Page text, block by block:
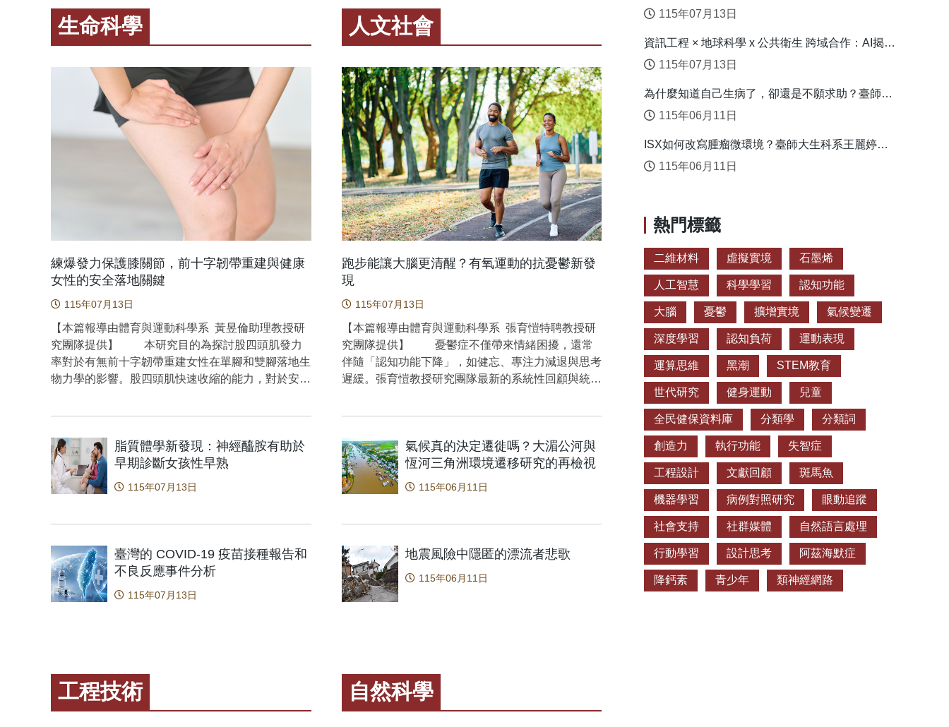
⼒率時，減少了對受傷腳的卸載⾏為。 本研究結論指出，無
論有無前⼗字韌帶損傷，擁有更⼤爆發性股四頭肌⼒量的女性在單
可能使她們遇到較⾼的峰值⼒量，但此策略潛在地減輕了前⼗字韌
帶的負載。此外，在雙腳落地時，⼿術腳若具備更⼤的爆發⼒則與
更快達到峰值⼒量相關。根據本研究發現，建議臨床⼯作者應將爆
發性股四頭肌強化訓練納入前⼗字韌帶術後復健和傷害預防計畫
中，以期增進更安全的著地⼒學，以降低初次和⼆次韌帶傷害的風
險。 原文出處：Huang, Y. L., Mulligan, C. M. S., Johnson, S. T.,
Pollard, C. D., Hannigan, K., Stutzenberger, L., & Norcross, M. F.
(2024). Differential influence of quadriceps rate of torque
development on single- and double-leg landing mechanics in
anterior cruciate ligament reconstructed and control females. Knee
Surgery, Sports Traumatology, Arthroscopy, 32(8), 2013-2022.
https://doi.org/10.1002/ksa.12222
腦變聰明，特別是對憂鬱症患者認知功能與日常生活表現。 若自
身或身邊的人正面臨憂鬱症，把有氧健身運動當作生活的一部分，
可能會對認知功能和情緒都有幫助。 不需要太長或太激烈的運
處。 有氧健身運動最好有規劃，像是「固定時間、固定地點」，
這樣更容易養成習慣。 和醫師或治療師討論，把健身運動與藥物
或心理治療整合為多模式治療策略，可能會有更佳的效果。
雖然科學家還在探索「為什麼運動能幫助大腦」──可能跟血流增
加、神經傳導物質或大腦可塑性有關，但至少目前已經能確定：動
起來，對心情好，對大腦也好！ 原文出處：Ren, F. F., Hillman,
C. H., Wang, W. G., Li, R. H., Zhou, W. S., Liang, W. M., Yang, Y.,
Chen, F. T., & Chang, Y. K. (2024). Effects of aerobic exercise on
cognitive function in adults with major depressive disorder: A
systematic review and meta-analysis. International Journal of
100447.https://doi.org/10.1016/j.ijchp.2024.100447
孩CPP的早期與精準診斷，並可進一步了解與脂質相關的病理生理
機制，同時提供一種嶄新的疾病監測方式。女性中樞性性早熟
（CPP）是一種重要的小兒內分泌疾病，其致病機轉相當複雜。若
症。然而，傳統診斷方式多仰賴荷爾蒙檢測與影像檢查，不僅具有
侵入性，也較耗時且成本高昂。本研究透過脂質體學分析，鑑定出
可區分CPP、PPP與健康對照組的血漿神經醯胺（ceramide）生物
標記，開啟了以非侵入性方式精準偵測青春期提早發育的新方向。
CPP不僅影響兒童身體發育，也可能對心理健康造成影響，
因此建立可靠的早期診斷工具十分重要。目前診斷方法在區分CPP
與PPP方面仍存在敏感度與特異性不足的問題，可能延誤治療時
機。本研究的重要性在於將先進脂質體分析技術應用於小兒內分泌
學，成功結合分子生物化學與臨床醫學實務。研究揭示特定神經醯
胺相關代謝變化與青春期提早發育之間的關聯性，進一步加深對其
生物標記的可行性與臨床價值，為兒童生長發育疾病的精準醫療奠
定基礎。 不同於過去研究，本研究整合非目標式UPLC-
MS/MS技術與嚴謹的統計模型分析，針對臺灣女孩建立高可信度的
康對照組（AUC = 0.964），以及PPP與健康對照組（AUC =
0.938）。其中，CerP(18:1/18:0)更展現出可區分CPP與PPP的獨
特能力。此高敏感度與高特異性的結果優於許多傳統生化指標，顯
示本研究具有良好的臨床應用潛力與成本效益。此外，相關發現亦
求，提供更實用且非侵入性的診斷選擇。 本研究分析來自112
位女孩的血漿樣本，其中包括61位CPP、29位PPP與22位健康對
照組個案，樣本來自臺灣多家小兒內分泌門診。研究採用改良式
Folch方法進行脂質萃取，再透過UPLC-MS/MS建立完整脂質體資
料庫，並結合進階統計與機器學習模型，篩選具高度辨識能力的生
青春期階段樣本具有足夠代表性。其中最具特色的發現，是特定神
診斷問題之一。 總結而言，本研究建立了血漿神經醯胺作為女
孩CPP早期診斷之高敏感度與高特異性生物標記的可行性，並提供
相較傳統診斷技術更有效率且非侵入性的替代方案，有助於提升臨
床決策品質。同時，研究也深化了對青春期脂質代謝機制的理解，
Tung, T. H., Huynh, Q. T. V., Yang, C., & Chen, Y. C. (2024).
Lipidomics reveals ceramide biomarkers for detecting central
precocious puberty in girls. Obesity research & clinical practice,
備不涉及個人隱私、即時性高、成本低及偵測能力強等優勢，有助
於政府與公共衛生單位建立長期監測機制並精準規劃政策。本研究
大規模廢水監測進行藥物流行趨勢分析，未來亦可拓展至抗生素監
測、環境風險評估與結合AI 預測建立模型之應用等潛力，為公共衛
生監測與環境治理提供新的科技工具與研究方向。 你知道從
「馬桶裡的水」就能看出一座城市的藥物使用趨勢嗎？在臺北大都
會區，一項創新的研究正運用廢水流入水處理廠前的成分，成功揭
示疫情期間與解封後居民對新興毒品與傳統濫用藥物的使用模式。
這項被刊登於《Journal of Hazardous Materials》的研究，不但呈
現了前所未有的區域性藥物監控圖像，更提供政府制定公共衛生政
策提供嶄新的科學工具。 本研究整合「廢水流行病學
（wastewater-based epidemiology, WBE）」與高靈敏度質譜技
術，在不侵犯個人隱私的前提下，為臺灣首度以大規模廢水監測同
時分析68種新興毒品與傳統藥物（圖一）。人體服用藥物後，活性
成分及其代謝物經由尿液與糞便排出，匯入城市污水系統，因此分
析廢水中的藥物殘留即可間接推算社區尺度的整體使用量。LC-
MS/MS 結合了分子分離與高靈敏質量偵測，可在複雜水體基質中
同時定量痕量級（ng/L）的多種化合物，是監測廢水中微量藥物的
黃金標準技術。臺北地區的樣本分析顯示，在COVID-19封鎖期間
部分藥物使用減少，疫情解封後，非古柯鹼類新興合成毒品的廢水
消耗量躍升為疫情期間的3.2倍，甲基安非他命亦上升 1.8 倍，顯示
出封控期間社會心理壓力的真實規模。更值得關注的是，甲基安非
他命在全部 145 個樣本中偵測頻率達100%，顯示即便在最嚴格的
管制期間，重度依賴性毒品的使用從未真正中斷―這正是廢水監測
相對於傳統問卷調查的核心優勢：它捕捉到了難以自我申報的「隱
略提供即時數據支持。 與過往需仰賴人員調查或醫療回報不
同，本研究大幅降低人力成本，且能偵測非法販售與地下製造的新
興毒品，其所建立的方法已具高通量、高靈敏度與跨樣本可比較
性，未來可擴展至全臺城市，甚至搭配 AI 進行藥物流行趨勢預測
與風險分析。 這項研究歷經多次方法優化與跨領域合作，在樣
地區建立藥物監測新典範。未來此技術亦有望應用於疫情預測、抗
生素耐藥性追蹤及環境暴露評估，對科學界與社會都帶來長遠的影
響。 圖一：呈現廢水流行病學的完整監測流程：從都市污水採
生命科學
練爆發力保護膝關節，前十字韌帶重建與健康
女性的安全落地關鍵
115年07月13日
【本篇報導由體育與運動科學系 黃昱倫助理教授研
究團隊提供】 本研究目的為探討股四頭肌發力
率對於有無前⼗字韌帶重建女性在單腳和雙腳落地生
物力學的影響。股四頭肌快速收縮的能⼒，對於安全
長收縮能力、單腳和雙腳跳躍落地任務。利⽤逐步多
元線性回歸模型，確定檢驗組別、發⼒率和及其交互
作⽤是否能解釋落地⽣物⼒學。研究結果顯⽰，在單
腳落地時，受傷組女性在觸地瞬間時的膝關節屈曲⾓
在將峰值⼒發⽣時的膝關節屈曲⾓度納入共變量進⾏
控制後，此預測性消失。在雙腳落地時，發⼒率越
⼤，⼿術腳達到膝伸展⼒矩和後向地⾯反作⽤⼒峰值
的時間越早，此關聯在對照組未被觀察到。整體顯
更快速達到峰值⼒量反應相關。建議將爆發⼒訓練納
術後復健和運動傷害預防計畫中，以增進更安全的落
脂質體學新發現：神經醯胺有助於
早期診斷女孩性早熟
115年07月13日
臺灣的 COVID-19 疫苗接種報告和
不良反應事件分析
115年07月13日
人文社會
跑步能讓大腦更清醒？有氧運動的抗憂鬱新發
現
115年07月13日
【本篇報導由體育與運動科學系 張育愷特聘教授研
究團隊提供】 憂鬱症不僅帶來情緒困擾，還常
伴隨「認知功能下降」，如健忘、專注力減退與思考
遲緩。張育愷教授研究團隊最新的系統性回顧與統合
憶力與執行功能方面效果最為明顯。進一步分析指
出，最佳的健身運動處方為：每週 3 次、每次不超
過 45 分鐘、並持續進行 12 週。特別值得注意的
是，對於住院患者以及正在使用抗憂鬱藥物者，效果
本研究成果亦為未來持續探索有氧運動的長期影響與
大腦作用機制奠定基礎。 為什麼憂鬱症會影響「大
腦」？ 提到憂鬱症，許多人會想到心情低落、
失眠或提不起勁，但其實憂鬱症也會影響大腦的認知
開始思考：是否有其他方式能「喚醒大腦」？ 運動
真的能幫助腦力嗎？ 國立臺灣師範大學研究團
氣候真的決定遷徙嗎？大湄公河與
恆河三角洲環境遷移研究的再檢視
115年06月11日
地震風險中隱匿的漂流者悲歌
115年06月11日
工程技術 自然科學
學代理人」新模式
115年07月13日
資訊工程 × 地球科學 x 公共衛生 跨域合作：AI揭露
臺灣心血管疾病高風險環境型態
115年07月13日
為什麼知道自己生病了，卻還是不願求助？臺師大
衛教系連盈如揭心理健康求助關鍵
115年06月11日
ISX如何改寫腫瘤微環境？臺師大生科系王麗婷揭
開肝癌免疫逃脫機制
115年06月11日
熱門標籤
二維材料 虛擬實境 石墨烯
人工智慧 科學學習 認知功能
大腦 憂鬱 擴增實境 氣候變遷
深度學習 認知負荷 運動表現
運算思維 黑潮 STEM教育
世代研究 健身運動 兒童
全民健保資料庫 分類學 分類詞
創造力 執行功能 失智症
工程設計 文獻回顧 斑馬魚
機器學習 病例對照研究 眼動追蹤
社會支持 社群媒體 自然語言處理
行動學習 設計思考 阿茲海默症
降鈣素 青少年 類神經網路